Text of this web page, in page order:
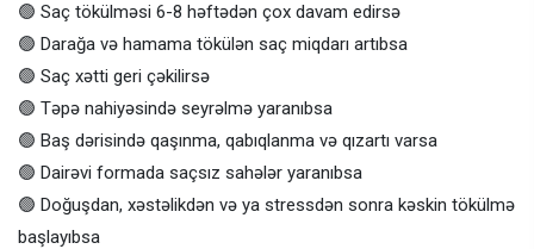
🟢 Saç tökülməsi 6-8 həftədən çox davam edirsə
🟢 Darağa və hamama tökülən saç miqdarı artıbsa
🟢 Saç xətti geri çəkilirsə
🟢 Təpə nahiyəsində seyrəlmə yaranıbsa
🟢 Baş dərisində qaşınma, qabıqlanma və qızartı varsa
🟢 Dairəvi formada saçsız sahələr yaranıbsa
🟢 Doğuşdan, xəstəlikdən və ya stressdən sonra kəskin tökülmə
başlayıbsa